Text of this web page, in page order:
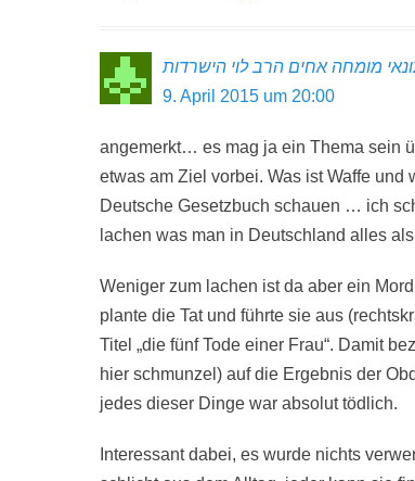
מומחה אחים הרב לוי הישרדות
9. April 2015 um 20:00
angemerkt… es mag ja ein Thema sein
etwas am Ziel vorbei. Was ist Waffe
Deutsche Gesetzbuch schauen … ich
lachen was man in Deutschland alles
Weniger zum lachen ist da aber ein
plante die Tat und führte sie aus
Titel „die fünf Tode einer Frau“. Damit
hier schmunzel) auf die Ergebnis der
jedes dieser Dinge war absolut tödlich.
Interessant dabei, es wurde nichts